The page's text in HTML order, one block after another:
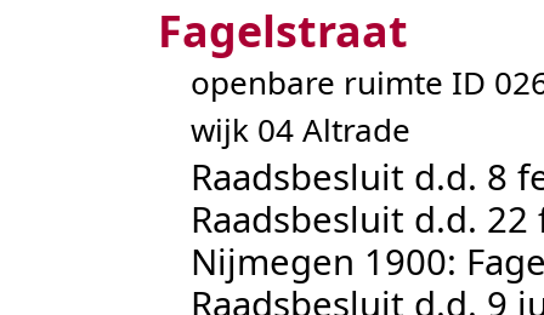
Fagelstraat
openbare ruimte ID
wijk 04 Altrade
Raadsbesluit d.d. 8
Raadsbesluit d.d.
Nijmegen 1900:
Raadsbesluit d.d. 9